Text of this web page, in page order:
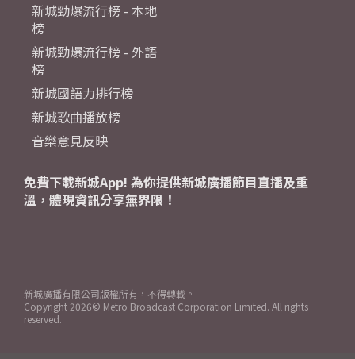
新城勁爆流行榜 - 本地
榜
新城勁爆流行榜 - 外語
榜
新城國語力排行榜
新城歌曲播放榜
音樂意見反映
免費下載新城App! 為你提供新城廣播節目直播及重
溫，體現資訊分享無界限！
新城廣播有限公司版權所有，不得轉載。
Copyright 2026© Metro Broadcast Corporation Limited. All rights
reserved.